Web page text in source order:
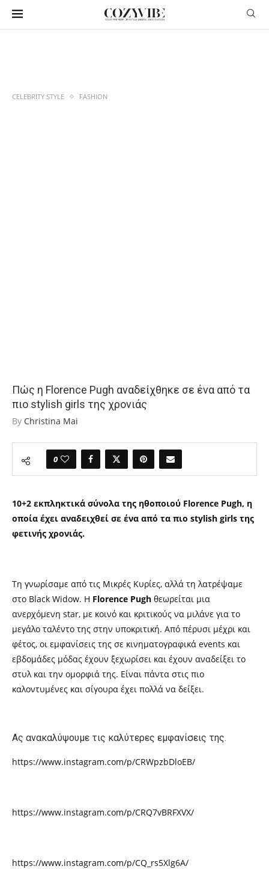
CELEBRITY STYLE FASHION
Πώς η Florence Pugh αναδείχθηκε σε ένα από τα
πιο stylish girls της χρονιάς
By Christina Mai
0
10+2 εκπληκτικά σύνολα της ηθοποιού Florence Pugh, η
οποία έχει αναδειχθεί σε ένα από τα πιο stylish girls της
φετινής χρονιάς.
Τη γνωρίσαμε από τις Μικρές Κυρίες, αλλά τη λατρέψαμε
στο Black Widow. Η Florence Pugh θεωρείται μια
ανερχόμενη star, με κοινό και κριτικούς να μιλάνε για το
μεγάλο ταλέντο της στην υποκριτική. Από πέρυσι μέχρι και
φέτος, οι εμφανίσεις της σε κινηματογραφικά events και
εβδομάδες μόδας έχουν ξεχωρίσει και έχουν αναδείξει το
στυλ και την ομορφιά της. Είναι πάντα στις πιο
καλοντυμένες και σίγουρα έχει πολλά να δείξει.
Ας ανακαλύψουμε τις καλύτερες εμφανίσεις της.
https://www.instagram.com/p/CRWpzbDloEB/
https://www.instagram.com/p/CRQ7vBRFXVX/
https://www.instagram.com/p/CQ_rs5Xlg6A/